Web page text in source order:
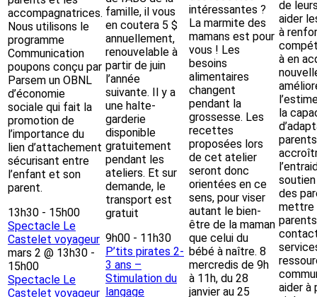
accompagnatrices.
Nous utilisons le
programme
Communication
poupons conçu par
Parsem un OBNL
d’économie
sociale qui fait la
promotion de
l’importance du
lien d’attachement
sécurisant entre
l’enfant et son
parent.
13h30 - 15h00
Spectacle Le
Castelet voyageur
mars 2 @ 13h30 -
15h00
Spectacle Le
Castelet voyageur
famille, il vous
en coutera 5 $
annuellement,
renouvelable à
partir de juin
l’année
suivante. Il y a
une halte-
garderie
disponible
gratuitement
pendant les
ateliers. Et sur
demande, le
transport est
gratuit
9h00 - 11h30
P’tits pirates 2-
3 ans –
Stimulation du
langage
intéressantes ?
La marmite des
mamans est pour
vous ! Les
besoins
alimentaires
changent
pendant la
grossesse. Les
recettes
proposées lors
de cet atelier
seront donc
orientées en ce
sens, pour viser
autant le bien-
être de la maman
que celui du
bébé à naître. 8
mercredis de 9h
à 11h, du 28
janvier au 25
de
aider
à
à en
la
des
mettre
aider à